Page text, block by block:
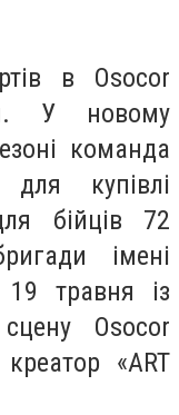
в Osocor
У новому
команда
купівлі
бійців 72
імені
травня із
Osocor
«ART